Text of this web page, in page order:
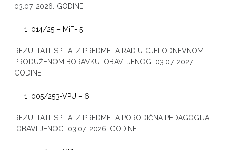
03.07. 2026. GODINE
014/25 – MiF- 5
REZULTATI ISPITA IZ PREDMETA RAD U CJELODNEVNOM
PRODUŽENOM BORAVKU OBAVLJENOG 03.07. 2027.
GODINE
005/253-VPU – 6
REZULTATI ISPITA IZ PREDMETA PORODIČNA PEDAGOGIJA
OBAVLJENOG 03.07. 2026. GODINE